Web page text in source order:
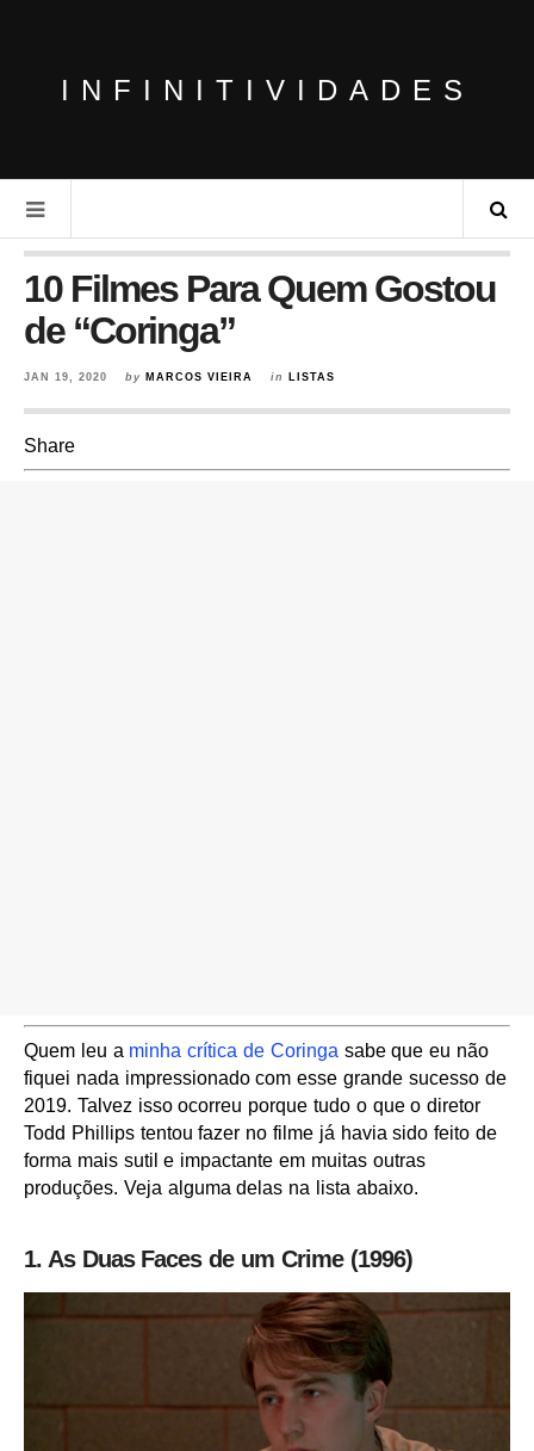
INFINITIVIDADES
10 Filmes Para Quem Gostou
de “Coringa”
JAN 19, 2020 by MARCOS VIEIRA in LISTAS
Share
Quem leu a minha crítica de Coringa sabe que eu não
fiquei nada impressionado com esse grande sucesso de
2019. Talvez isso ocorreu porque tudo o que o diretor
Todd Phillips tentou fazer no filme já havia sido feito de
forma mais sutil e impactante em muitas outras
produções. Veja alguma delas na lista abaixo.
1. As Duas Faces de um Crime (1996)